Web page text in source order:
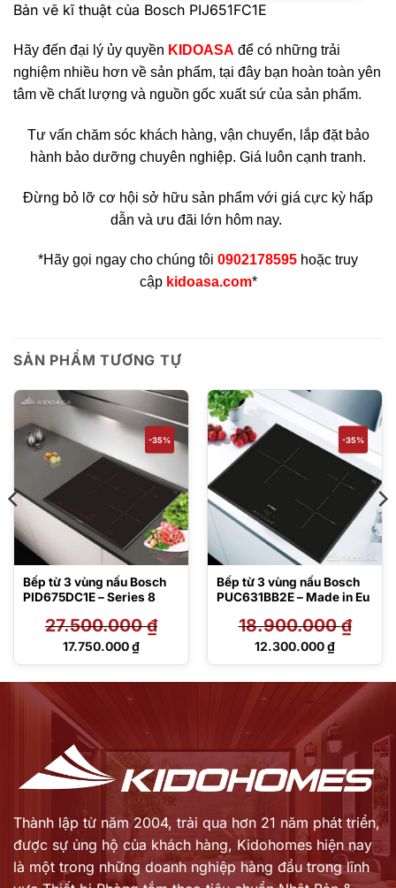
Bản vẽ kĩ thuật của Bosch PIJ651FC1E
Hãy đến đại lý ủy quyền KIDOASA để có những trải
nghiệm nhiều hơn về sản phẩm, tại đây bạn hoàn toàn yên
tâm về chất lượng và nguồn gốc xuất sứ của sản phẩm.
Tư vấn chăm sóc khách hàng, vận chuyển, lắp đặt bảo
hành bảo dưỡng chuyên nghiệp. Giá luôn cạnh tranh.
Đừng bỏ lỡ cơ hội sở hữu sản phẩm với giá cực kỳ hấp
dẫn và ưu đãi lớn hôm nay.
*Hãy gọi ngay cho chúng tôi 0902178595 hoặc truy
cập kidoasa.com*
SẢN PHẨM TƯƠNG TỰ
-35%
Bếp từ 3 vùng nấu Bosch
PID675DC1E – Series 8
27.500.000₫
Giá
17.750.000₫
Giá
-35%
Bếp từ 3 vùng nấu Bosch
PUC631BB2E – Made in Eu
18.900.000₫
Giá
18.900.000 ₫.
12.300.000₫
Giá
12.300.000 ₫.
Thành lập từ năm 2004, trải qua hơn 21 năm phát triển,
được sự ủng hộ của khách hàng, Kidohomes hiện nay
là một trong những doanh nghiệp hàng đầu trong lĩnh